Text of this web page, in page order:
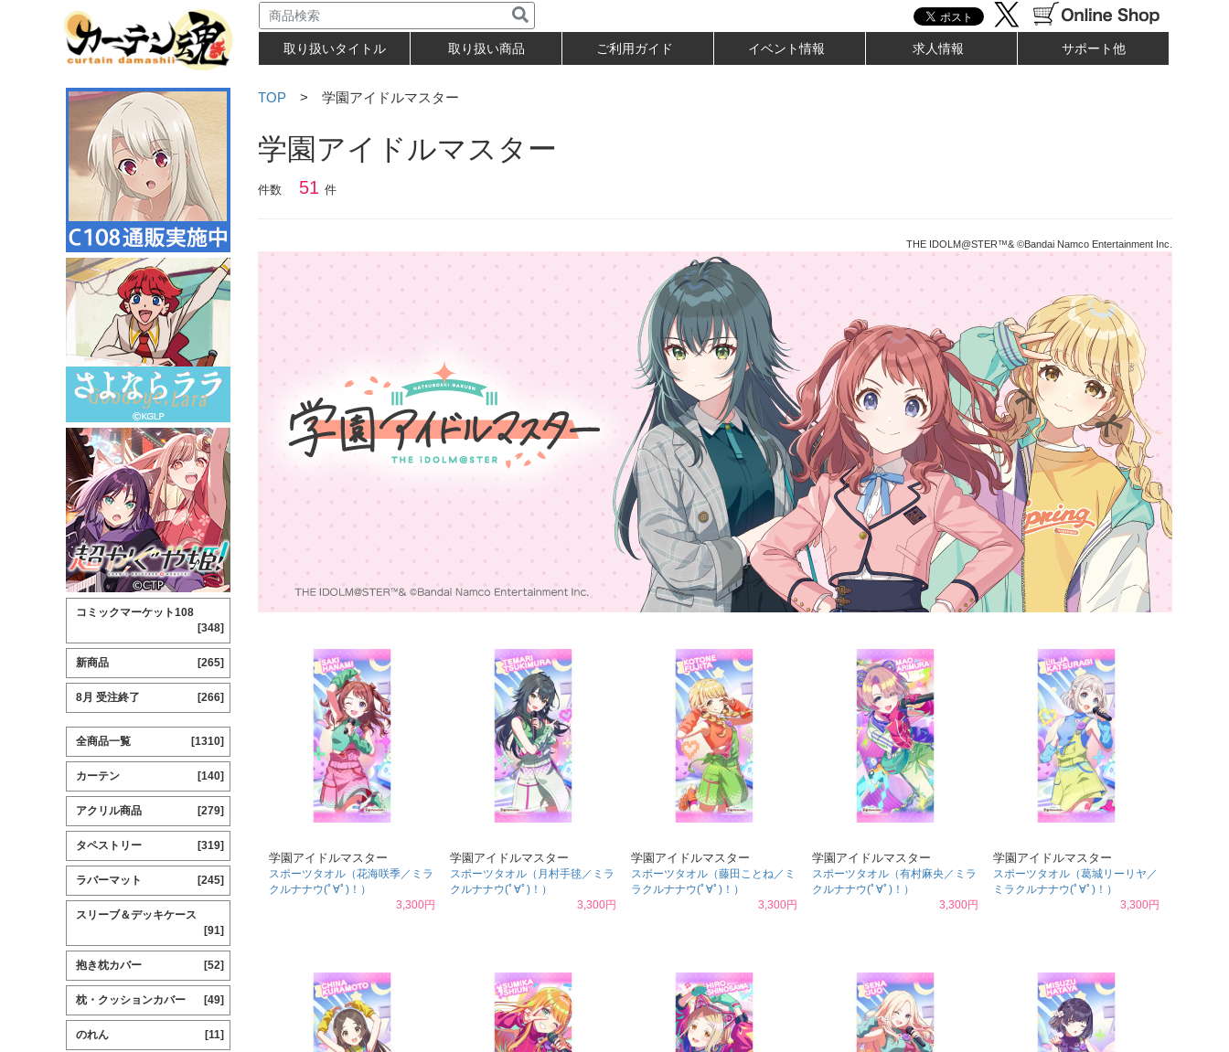
取り扱いタイトル 取り扱い商品 ご利用ガイド イベント情報 求人情報 サポート他
TOP > 学園アイドルマスター
学園アイドルマスター
件数 51 件
THE IDOLM@STER™& ©Bandai Namco Entertainment Inc.
学園アイドルマスター
スポーツタオル（花海咲季／ミラ
クルナナウ(ﾟ∀ﾟ)！）
3,300円
学園アイドルマスター
スポーツタオル（月村手毬／ミラ
クルナナウ(ﾟ∀ﾟ)！）
3,300円
学園アイドルマスター
スポーツタオル（藤田ことね／ミ
ラクルナナウ(ﾟ∀ﾟ)！）
3,300円
学園アイドルマスター
スポーツタオル（有村麻央／ミラ
クルナナウ(ﾟ∀ﾟ)！）
3,300円
学園アイドルマスター
スポーツタオル（葛城リーリヤ／
ミラクルナナウ(ﾟ∀ﾟ)！）
3,300円
コミックマーケット108
[348]
新商品 [265]
8月 受注終了 [266]
全商品一覧 [1310]
カーテン [140]
アクリル商品 [279]
タペストリー [319]
ラバーマット [245]
スリーブ＆デッキケース
[91]
抱き枕カバー [52]
枕・クッションカバー [49]
のれん [11]